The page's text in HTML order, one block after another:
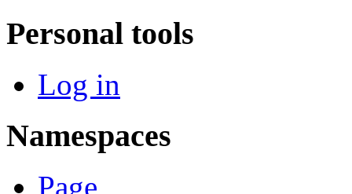
Personal tools
Log in
Namespaces
Page